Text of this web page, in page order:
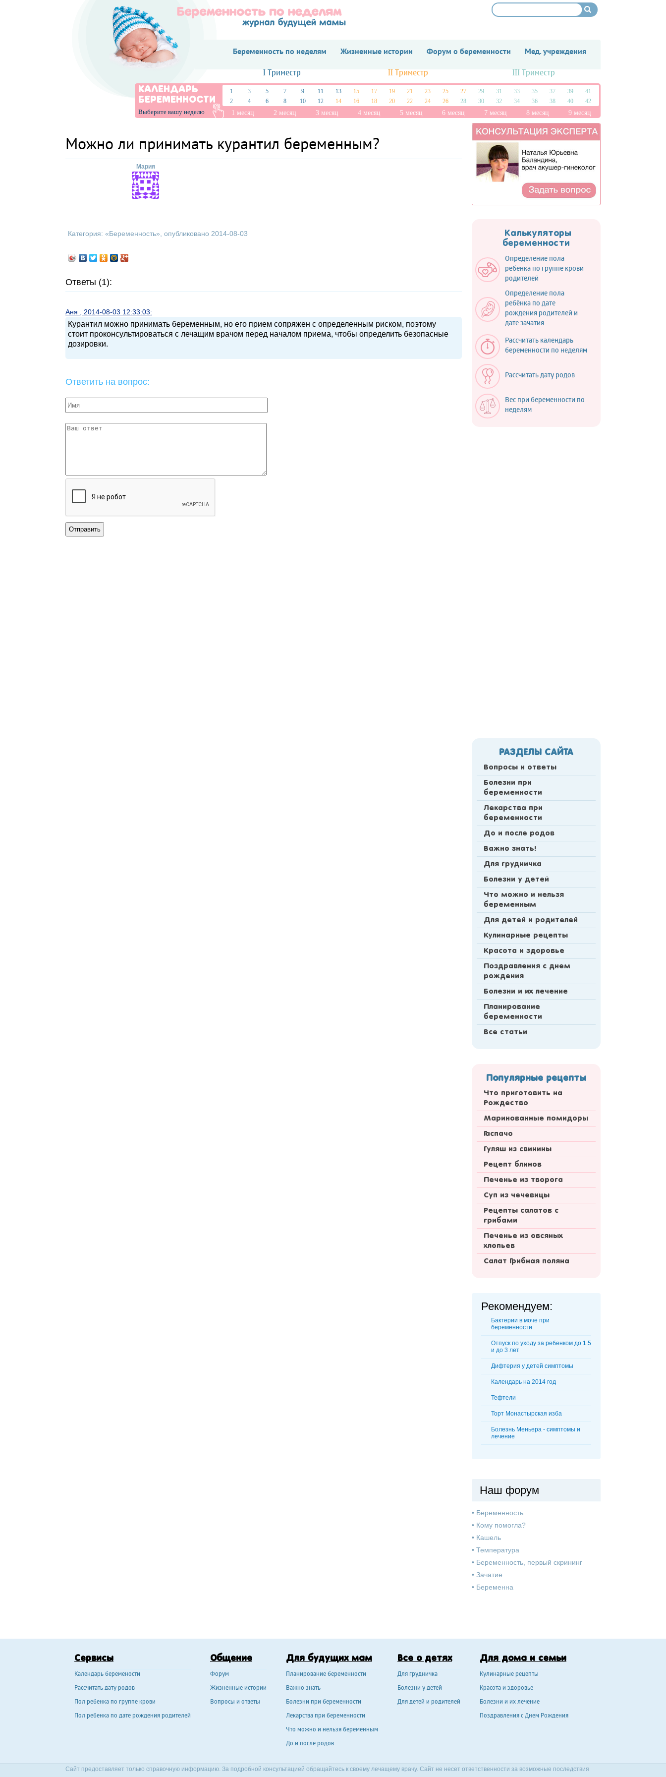
Беременность по неделям Жизненные истории Форум о беременности Мед. учреждения
I Триместр II Триместр III Триместр
КАЛЕНДАРЬ
БЕРЕМЕННОСТИ
Выберите вашу неделю
1 3 5 7 9 11 13 15 17 19 21 23 25 27 29 31 33 35 37 39
41
2
4 6 8 10 12 14 16 18 20 22 24 26 28 30 32 34 36 38 40 42
1 месяц 2 месяц 3 месяц 4 месяц 5 месяц 6 месяц 7 месяц 8 месяц 9 месяц
Можно ли принимать курантил беременным?
Мария
Категория: «Беременность», опубликовано 2014-08-03
Ответы (1):
Аня , 2014-08-03 12:33:03:
Курантил можно принимать беременным, но его прием сопряжен с определенным риском, поэтому
стоит проконсультироваться с лечащим врачом перед началом приема, чтобы определить безопасные
дозировки.
Ответить на вопрос:
Калькуляторы
беременности
Определение пола
ребёнка по группе крови
родителей
Определение пола
ребёнка по дате
рождения родителей и
дате зачатия
Рассчитать календарь
беременности по неделям
Рассчитать дату родов
Вес при беременности по
неделям
РАЗДЕЛЫ САЙТА
Вопросы и ответы
Болезни при
беременности
Лекарства при
беременности
До и после родов
Важно знать!
Для грудничка
Болезни у детей
Что можно и нельзя
беременным
Для детей и родителей
Кулинарные рецепты
Красота и здоровье
Поздравления с днем
рождения
Болезни и их лечение
Планирование
беременности
Все статьи
Популярные рецепты
Что приготовить на
Рождество
Маринованные помидоры
Гаспачо
Гуляш из свинины
Рецепт блинов
Печенье из творога
Суп из чечевицы
Рецепты салатов с
грибами
Печенье из овсяных
хлопьев
Салат Грибная поляна
Рекомендуем:
Бактерии в моче при
беременности
Отпуск по уходу за ребенком до 1.5
и до 3 лет
Дифтерия у детей симптомы
Календарь на 2014 год
Тефтели
Торт Монастырская изба
Болезнь Меньера - симптомы и
лечение
Наш форум
• Беременность
• Кому помогла?
• Кашель
• Температура
• Беременность, первый скрининг
• Зачатие
• Беременна
Сервисы
Календарь беремености
Рассчитать дату родов
Пол ребенка по группе крови
Пол ребенка по дате рождения родителей
Общение
Форум
Жизненные истории
Вопросы и ответы
Для будущих мам
Планирование беременности
Важно знать
Болезни при беременности
Лекарства при беременности
Что можно и нельзя беременным
До и после родов
Все о детях
Для грудничка
Болезни у детей
Для детей и родителей
Для дома и семьи
Кулинарные рецепты
Красота и здоровье
Болезни и их лечение
Поздравления с Днем Рождения
Сайт предоставляет только справочную информацию. За подробной консультацией обращайтесь к своему лечащему врачу. Сайт не несет ответственности за возможные последствия